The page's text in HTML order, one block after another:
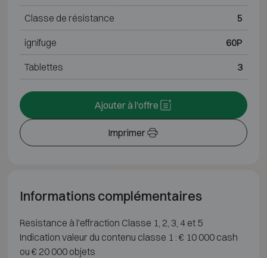
Classe de résistance 5
ignifuge 60P
Tablettes 3
Imprimer
Ajouter à l'offre
Informations complémentaires
Resistance à l'effraction Classe 1, 2, 3, 4 et 5
Indication valeur du contenu classe 1 : € 10 000 cash
ou € 20 000 objets